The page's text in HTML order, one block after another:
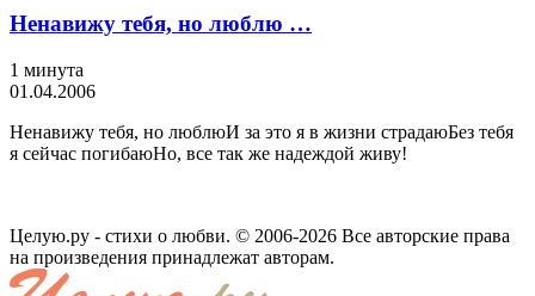
Ненавижу тебя, но люблю …
1 минута
01.04.2006
Ненавижу тебя, но люблюИ за это я в жизни страдаюБез тебя
я сейчас погибаюНо, все так же надеждой живу!
Целую.ру - стихи о любви. © 2006-2026 Все авторские права
на произведения принадлежат авторам.